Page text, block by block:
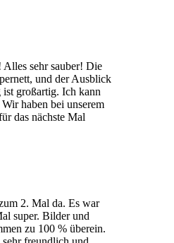
Alles sehr sauber! Die
und der Ausblick
großartig. Ich kann
haben bei unserem
das nächste Mal
2. Mal da. Es war
super. Bilder und
zu 100 % überein.